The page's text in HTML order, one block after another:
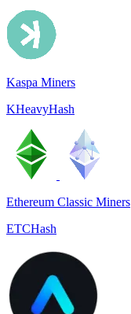
Kaspa Miners
KHeavyHash
Ethereum Classic Miners
ETCHash